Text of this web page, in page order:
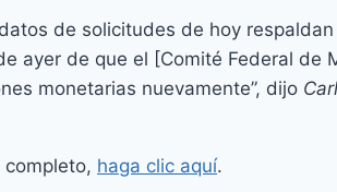
de solicitudes de hoy
ayer de que el [Comité Federal de
monetarias nuevamente”, dijo
haga clic aquí.